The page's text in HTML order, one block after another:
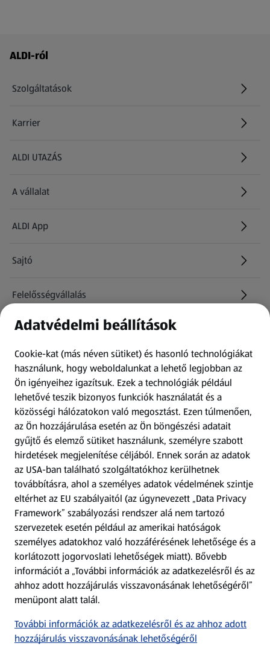
Láblécmenü - további linkek
ALDI-ról
Szolgáltatások
Karrier
(új oldalon nyílik meg)
ALDI UTAZÁS
(új oldalon nyílik meg)
A vállalat
ALDI App
Sajtó
Felelősségvállalás
Információk
Kérdőív
Fizetési lehetőségek
ALDI utalványok
Árcsökkentés
Adattörlő alkalmazás
Szervizpont
(új oldalon nyílik meg)
Fedezz fel minket az interneten!
Töltsd le az ALDI Magyarország applikációt!
Adatvédelmi beállítások
Cookie-kat (más néven sütiket) és hasonló technológiákat
használunk, hogy weboldalunkat a lehető legjobban az
Ön igényeihez igazítsuk. Ezek a technológiák például
lehetővé teszik bizonyos funkciók használatát és a
közösségi hálózatokon való megosztást. Ezen túlmenően,
az Ön hozzájárulása esetén az Ön böngészési adatait
gyűjtő és elemző sütiket használunk, személyre szabott
hirdetések megjelenítése céljából. Ennek során az adatok
az USA-ban található szolgáltatókhoz kerülhetnek
továbbításra, ahol a személyes adatok védelmének szintje
eltérhet az EU szabályaitól (az úgynevezett „Data Privacy
Framework” szabályozási rendszer alá nem tartozó
szervezetek esetén például az amerikai hatóságok
személyes adatokhoz való hozzáférésének lehetősége és a
korlátozott jogorvoslati lehetőségek miatt). Bővebb
információt a „További információk az adatkezelésről és az
ahhoz adott hozzájárulás visszavonásának lehetőségéről”
menüpont alatt talál.
További információk az adatkezelésről és az ahhoz adott
hozzájárulás visszavonásának lehetőségéről